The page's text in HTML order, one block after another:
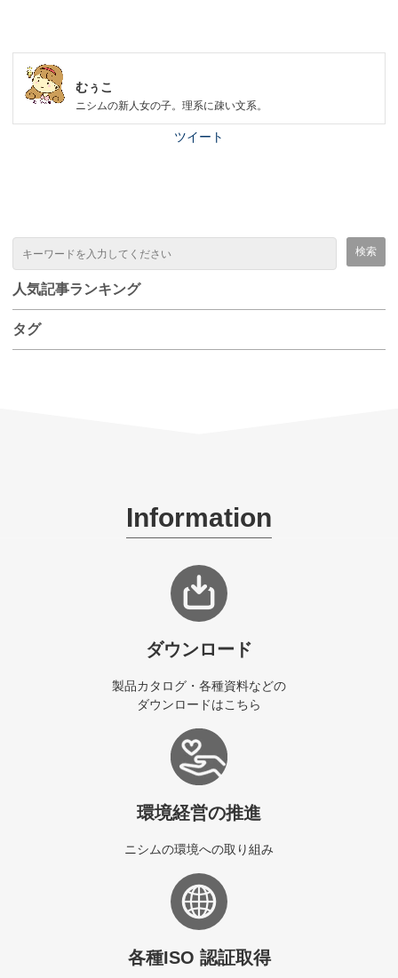
むぅこ
ニシムの新人女の子。理系に疎い文系。
ツイート
人気記事ランキング
タグ
Information
ダウンロード
製品カタログ・各種資料などの
ダウンロードはこちら
環境経営の推進
ニシムの環境への取り組み
各種ISO 認証取得